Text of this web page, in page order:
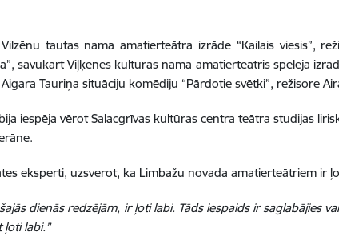
tautas nama amatierteātra izrāde “Kailais viesis”,
savukārt Viļķenes kultūras nama amatierteātris spēlēja
Tauriņa situāciju komēdiju “Pārdotie svētki”, režisore
iespēja vērot Salacgrīvas kultūras centra teātra studijas
eksperti, uzsverot, ka Limbažu novada amatierteātriem ir
dienās redzējām, ir ļoti labi. Tāds iespaids ir saglabājies
labi.”